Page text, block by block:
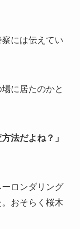
には伝えてい
に居たのかと
法だよね？」
ロンダリング
おそらく桜木